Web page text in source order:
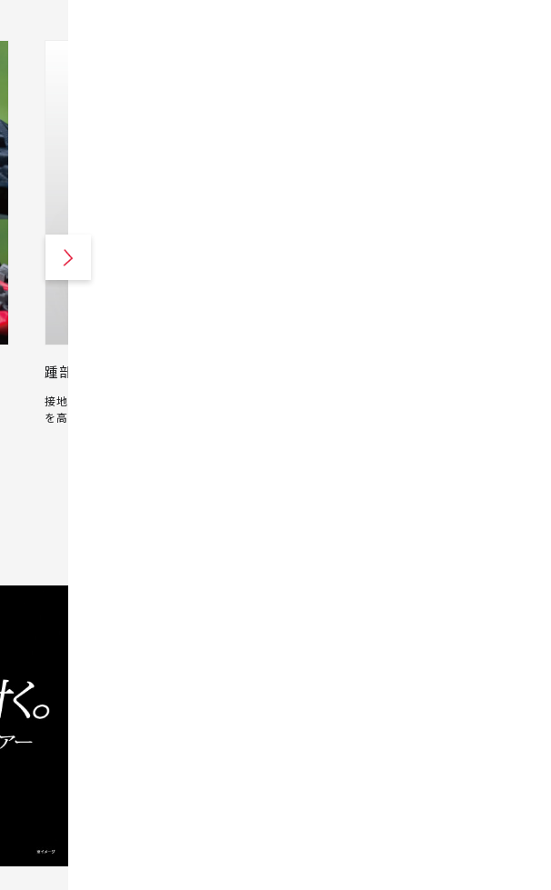
踵部分をフレア形状に設計
接地面積を広げることでよりスイング時・歩行時の安定性
を高めるとともに、踵部の耐摩耗性も追求。